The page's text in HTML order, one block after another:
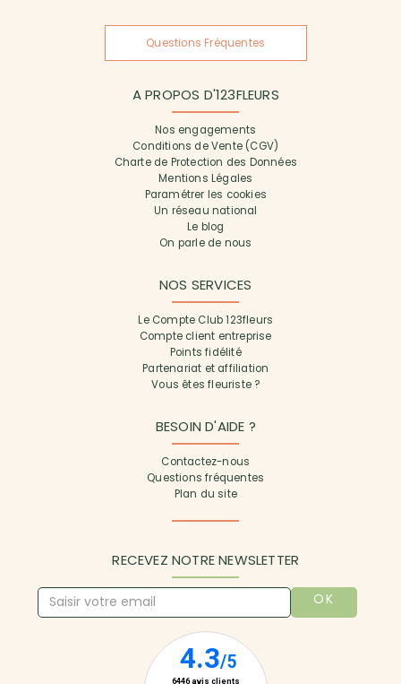
Questions Fréquentes
A PROPOS D'123FLEURS
Nos engagements
Conditions de Vente (CGV)
Charte de Protection des Données
Mentions Légales
Paramétrer les cookies
Un réseau national
Le blog
On parle de nous
NOS SERVICES
Le Compte Club 123fleurs
Compte client entreprise
Points fidélité
Partenariat et affiliation
Vous êtes fleuriste ?
BESOIN D'AIDE ?
Contactez-nous
Questions fréquentes
Plan du site
RECEVEZ NOTRE NEWSLETTER
OK